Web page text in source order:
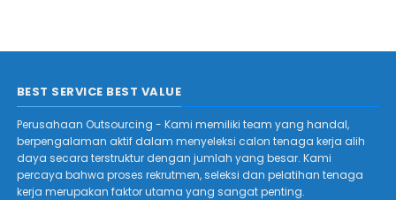
BEST SERVICE BEST VALUE
Perusahaan Outsourcing - Kami memiliki team yang handal,
berpengalaman aktif dalam menyeleksi calon tenaga kerja alih
daya secara terstruktur dengan jumlah yang besar. Kami
percaya bahwa proses rekrutmen, seleksi dan pelatihan tenaga
kerja merupakan faktor utama yang sangat penting.